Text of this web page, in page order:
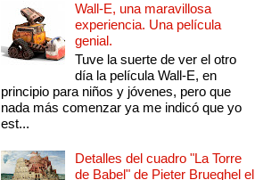
Wall-E, una maravillosa
experiencia. Una película
genial.
Tuve la suerte de ver el otro
día la película Wall-E, en
principio para niños y jóvenes, pero que
nada más comenzar ya me indicó que yo
est...
Detalles del cuadro "La Torre
de Babel" de Pieter Brueghel el